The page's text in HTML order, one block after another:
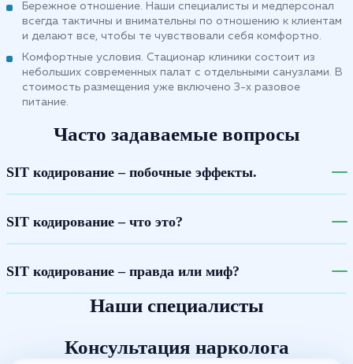
Бережное отношение. Наши специалисты и медперсонал
всегда тактичны и внимательны по отношению к клиентам
и делают все, чтобы те чувствовали себя комфортно.
Комфортные условия. Стационар клиники состоит из
небольших современных палат с отдельными санузлами. В
стоимость размещения уже включено 3-х разовое
питание.
Часто задаваемые вопросы
SIT кодирование – побочные эффекты.
SIT кодирование – что это?
SIT кодирование – правда или миф?
Наши специалисты
Консультация нарколога